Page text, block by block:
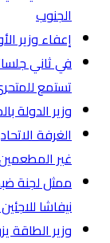
الجنوب
إعفاء وزير
في ثاني
تستمع
وزير الدولة
الغرفة
غير
ممثل لجنة
نيفاشا
وزير الطاقة